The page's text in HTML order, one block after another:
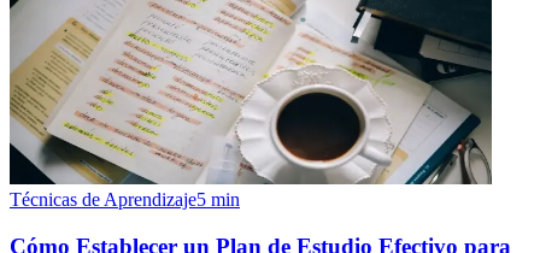
Técnicas de Aprendizaje5 min
Cómo Establecer un Plan de Estudio Efectivo para